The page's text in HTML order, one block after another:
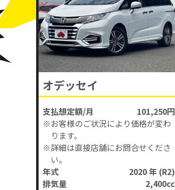
オデッセイ
支払想定額/月
101,250円
※お客様のご状況により価格が変わ
ります。
※詳細は直接店舗にお問合せくださ
い。
年式
2020 年 (R2)
排気量
2,400cc